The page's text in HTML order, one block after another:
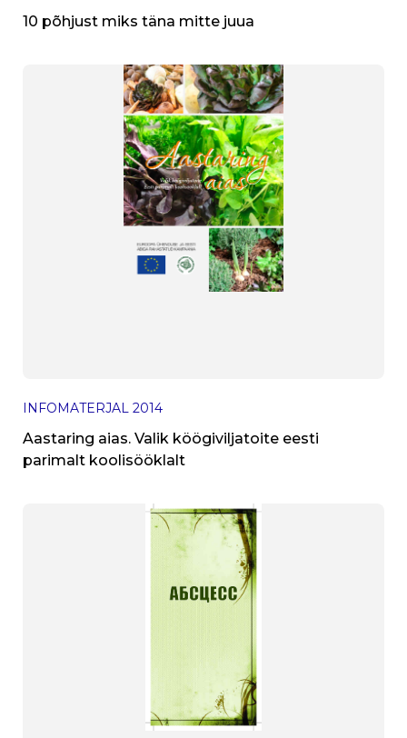
10 põhjust miks täna mitte juua
INFOMATERJAL 2014
Aastaring aias. Valik köögiviljatoite eesti
parimalt koolisööklalt